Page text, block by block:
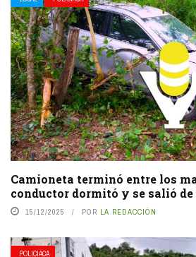
Camioneta terminó entre los
conductor dormitó y se salió
15/12/2025 POR LA REDACCIÓN
POLICIACA